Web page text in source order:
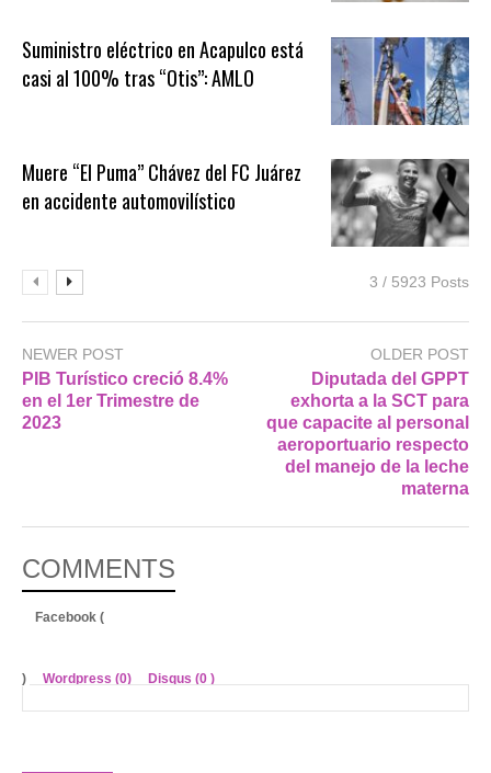
Suministro eléctrico en Acapulco está
casi al 100% tras “Otis”: AMLO
Muere “El Puma” Chávez del FC Juárez
en accidente automovilístico
3 / 5923 Posts
NEWER POST
PIB Turístico creció 8.4%
en el 1er Trimestre de
2023
OLDER POST
Diputada del GPPT
exhorta a la SCT para
que capacite al personal
aeroportuario respecto
del manejo de la leche
materna
COMMENTS
Facebook (
) Wordpress (0) Disqus (0 )